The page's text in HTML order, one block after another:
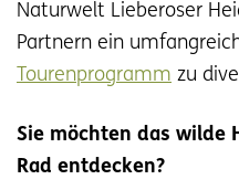
Naturwelt Lieberoser
Partnern ein
Tourenprogramm zu
Sie möchten das wilde
Rad entdecken?